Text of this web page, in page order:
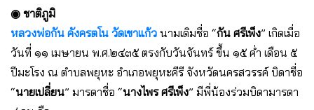
◉ ชาติภูมิ
หลวงพ่อกัน คังครตโน วัดเขาแก้ว นามเดิมชื่อ “กัน ศรีเพ็ง” เกิดเมื่อ
วันที่ ๑๑ เมษายน พ.ศ.๒๔๓๕ ตรงกับวันจันทร์ ขึ้น ๑๕ ค่ำ เดือน ๕
ปีมะโรง ณ ตำบลพยุหะ อำเภอพยุหะคีรี จังหวัดนครสวรรค์ บิดาชื่อ
“นายเปลี่ยน” มารดาชื่อ “นางไพร ศรีเพ็ง” มีพี่น้องร่วมบิดามารดา